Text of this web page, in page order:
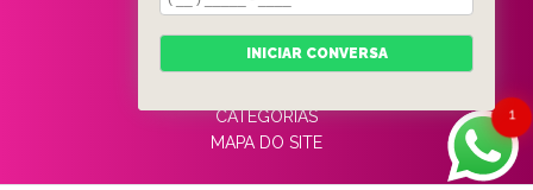
QUEM SOMOS
SERVIÇOS
BLOG
CATEGORIAS
MAPA DO SITE
1
INICIAR CONVERSA